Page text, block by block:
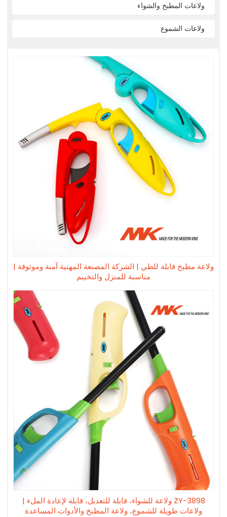
ولاعات المطبخ والشواء
ولاعات الشموع
ولاعة مطبخ قابلة للطي | الشركة المصنعة المهنية آمنة وموثوقة |
مناسبة للمنزل والتخييم
ZY-3898 ولاعة للشواء، قابلة للتعديل، قابلة لإعادة الملء |
ولاعات طويلة للشموع، ولاعة المطبخ والأدوات المساعدة